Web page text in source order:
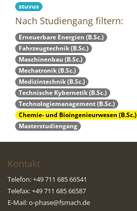
stuvus
Nach Studiengang filtern:
Erneuerbare Energien (B.Sc.)
Fahrzeugtechnik (B.Sc.)
Maschinenbau (B.Sc.)
Mechatronik (B.Sc.)
Medizintechnik (B.Sc.)
Technische Kybernetik (B.Sc.)
Technologiemanagement (B.Sc.)
Chemie- und Bioingenieurwesen (B.Sc.)
Masterstudiengang
Kontakt
Telefon: +49 711 685 66541
Telefax: +49 711 685 66587
E-Mail:o-phase@fsmach.de